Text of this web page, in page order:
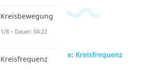
zur Videoseite: Kreisfrequenz
Kreisbewegung
1/8 – Dauer: 04:22
Kreisfrequenz